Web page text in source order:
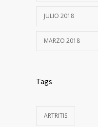
JULIO 2018
MARZO 2018
Tags
ARTRITIS